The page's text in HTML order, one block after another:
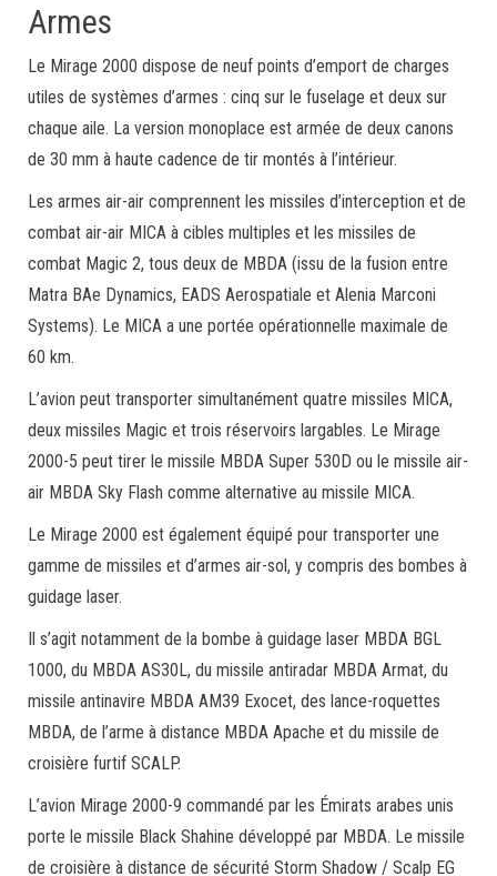
Armes
Le Mirage 2000 dispose de neuf points d’emport de charges
utiles de systèmes d’armes : cinq sur le fuselage et deux sur
chaque aile. La version monoplace est armée de deux canons
de 30 mm à haute cadence de tir montés à l’intérieur.
Les armes air-air comprennent les missiles d’interception et de
combat air-air MICA à cibles multiples et les missiles de
combat Magic 2, tous deux de MBDA (issu de la fusion entre
Matra BAe Dynamics, EADS Aerospatiale et Alenia Marconi
Systems). Le MICA a une portée opérationnelle maximale de
60 km.
L’avion peut transporter simultanément quatre missiles MICA,
deux missiles Magic et trois réservoirs largables. Le Mirage
2000-5 peut tirer le missile MBDA Super 530D ou le missile air-
air MBDA Sky Flash comme alternative au missile MICA.
Le Mirage 2000 est également équipé pour transporter une
gamme de missiles et d’armes air-sol, y compris des bombes à
guidage laser.
Il s’agit notamment de la bombe à guidage laser MBDA BGL
1000, du MBDA AS30L, du missile antiradar MBDA Armat, du
missile antinavire MBDA AM39 Exocet, des lance-roquettes
MBDA, de l’arme à distance MBDA Apache et du missile de
croisière furtif SCALP.
L’avion Mirage 2000-9 commandé par les Émirats arabes unis
porte le missile Black Shahine développé par MBDA. Le missile
de croisière à distance de sécurité Storm Shadow / Scalp EG